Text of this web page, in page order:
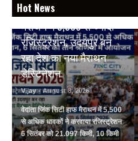
Hot News
वेदांता जिंक सिटी हाफ
मैराथन में 5,500 से ज्यादा
रजिस्ट्रेशन, उदयपुर बन
रहा देश का नया मैराथन
डेस्टिनेशन
Vijay - August 8, 2026
वेदांता जिंक सिटी हाफ मैराथन में 5,500
से अधिक धावकों ने करवाया रजिस्ट्रेशन
6 सितंबर को 21.097 किमी, 10 किमी